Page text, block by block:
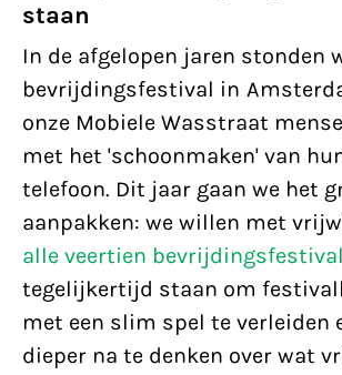
staan
In de afgelopen jaren stonden
bevrijdingsfestival in
onze Mobiele Wasstraat
met het 'schoonmaken' van
telefoon. Dit jaar gaan we het
aanpakken: we willen met
alle veertien
tegelijkertijd staan om
met een slim spel te verleiden
dieper na te denken over wat